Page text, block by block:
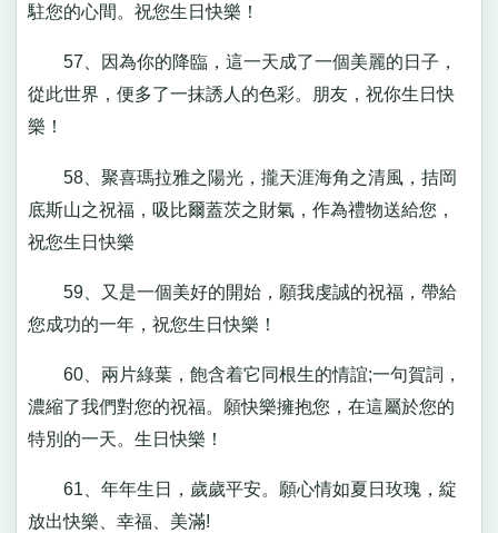
駐您的心間。祝您生日快樂！
57、因為你的降臨，這一天成了一個美麗的日子，
從此世界，便多了一抹誘人的色彩。朋友，祝你生日快
樂！
58、聚喜瑪拉雅之陽光，攏天涯海角之清風，拮岡
底斯山之祝福，吸比爾蓋茨之財氣，作為禮物送給您，
祝您生日快樂
59、又是一個美好的開始，願我虔誠的祝福，帶給
您成功的一年，祝您生日快樂！
60、兩片綠葉，飽含着它同根生的情誼;一句賀詞，
濃縮了我們對您的祝福。願快樂擁抱您，在這屬於您的
特別的一天。生日快樂！
61、年年生日，歲歲平安。願心情如夏日玫瑰，綻
放出快樂、幸福、美滿!